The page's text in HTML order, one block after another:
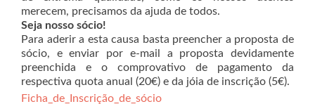
merecem, precisamos da ajuda de todos.
Seja nosso sócio!
Para aderir a esta causa basta preencher a proposta de
sócio, e enviar por e-mail a proposta devidamente
preenchida e o comprovativo de pagamento da
respectiva quota anual (20€) e da jóia de inscrição (5€).
Ficha_de_Inscrição_de_sócio